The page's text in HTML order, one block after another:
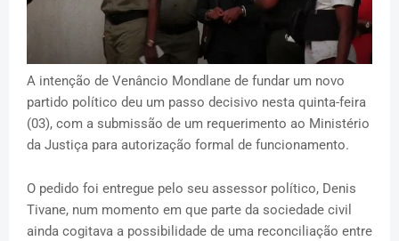
A intenção de Venâncio Mondlane de fundar um novo
partido político deu um passo decisivo nesta quinta-feira
(03), com a submissão de um requerimento ao Ministério
da Justiça para autorização formal de funcionamento.
O pedido foi entregue pelo seu assessor político, Denis
Tivane, num momento em que parte da sociedade civil
ainda cogitava a possibilidade de uma reconciliação entre